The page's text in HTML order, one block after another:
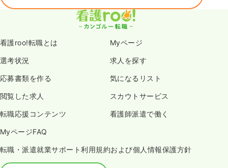
看護roo!転職とは Myページ
選考状況 求人を探す
応募書類を作る 気になるリスト
閲覧した求人 スカウトサービス
転職応援コンテンツ 看護師派遣で働く
MyページFAQ
転職・派遣就業サポート利用規約および個人情報保護方針